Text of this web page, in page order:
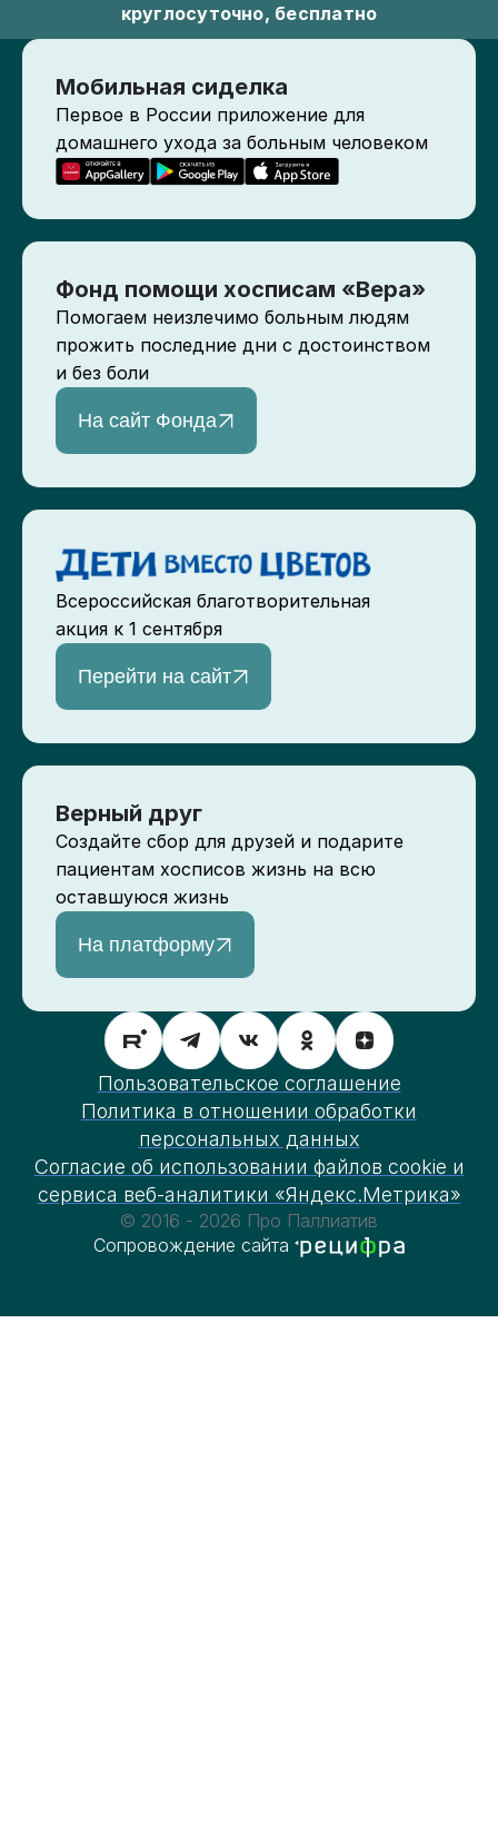
круглосуточно, бесплатно
Мобильная сиделка
Первое в России приложение для
домашнего ухода за больным человеком
Фонд помощи хосписам «Вера»
Помогаем неизлечимо больным людям
прожить последние дни с достоинством
и без боли
На сайт Фонда
Всероссийская благотворительная
акция к 1 сентября
Перейти на сайт
Верный друг
Создайте сбор для друзей и подарите
пациентам хосписов жизнь на всю
оставшуюся жизнь
На платформу
Пользовательское соглашение
Политика в отношении обработки
персональных данных
Согласие об использовании файлов cookie и
сервиса веб-аналитики «Яндекс.Метрика»
© 2016 - 2026 Про Паллиатив
Сопровождение сайта